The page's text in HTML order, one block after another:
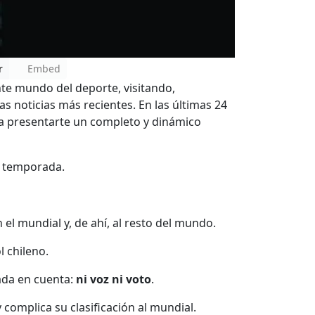
Embed
mundo del deporte, visitando,
noticias más recientes. En las últimas 24
presentarte un completo y dinámico
mundial y, de ahí, al resto del mundo.
chileno.
en cuenta: ni voz ni voto.
su clasificación al mundial.